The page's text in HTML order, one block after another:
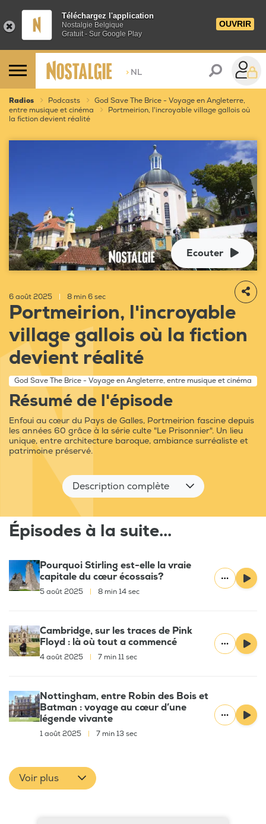
Téléchargez l'application
Nostalgie Belgique
Gratuit - Sur Google Play
OUVRIR
> NL
Radios Podcasts
God Save The Brice - Voyage en Angleterre,
entre musique et cinéma
Portmeirion, l'incroyable village gallois où
la fiction devient réalité
Ecouter
6 août 2025 8 min 6 sec
Portmeirion, l'incroyable
village gallois où la fiction
devient réalité
God Save The Brice - Voyage en Angleterre, entre musique et cinéma
Résumé de l'épisode
Enfoui au cœur du Pays de Galles, Portmeirion fascine depuis
les années 60 grâce à la série culte "Le Prisonnier". Un lieu
unique, entre architecture baroque, ambiance surréaliste et
patrimoine préservé.
Description complète
Épisodes à la suite...
Pourquoi Stirling est-elle la vraie
capitale du cœur écossais?
5 août 2025 8 min 14 sec
Cambridge, sur les traces de Pink
Floyd : là où tout a commencé
4 août 2025 7 min 11 sec
Nottingham, entre Robin des Bois et
Batman : voyage au cœur d’une
légende vivante
1 août 2025 7 min 13 sec
Voir plus